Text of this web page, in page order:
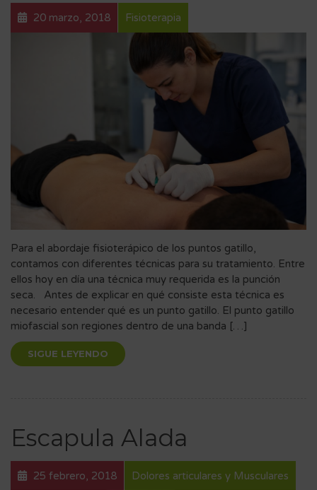
20 marzo, 2018 Fisioterapia
Para el abordaje fisioterápico de los puntos gatillo,
contamos con diferentes técnicas para su tratamiento. Entre
ellos hoy en día una técnica muy requerida es la punción
seca. Antes de explicar en qué consiste esta técnica es
necesario entender qué es un punto gatillo. El punto gatillo
miofascial son regiones dentro de una banda […]
SIGUE LEYENDO
Escapula Alada
25 febrero, 2018 Dolores articulares y Musculares